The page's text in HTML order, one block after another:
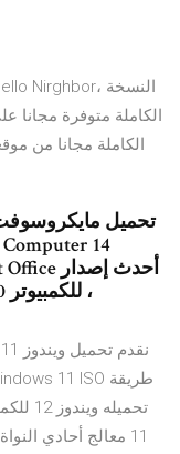
الكاملة متوفرة مجانا
الكاملة مجانا من